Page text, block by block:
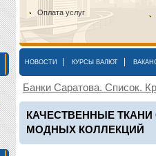
Оплата услуг
НОВОСТИ КУРСЫ ВАЛЮТ
Банки Саратова. Список.
КАЧЕСТВЕННЫЕ
МОДНЫХ КОЛЛЕКЦИЙ